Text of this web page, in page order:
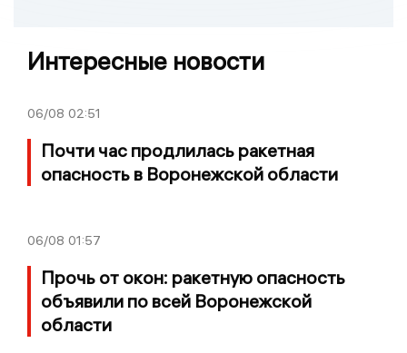
Интересные новости
06/08 02:51
Почти час продлилась ракетная
опасность в Воронежской области
06/08 01:57
Прочь от окон: ракетную опасность
объявили по всей Воронежской
области